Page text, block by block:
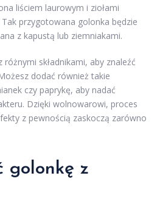
liściem laurowym i ziołami
przygotowana golonka będzie
z kapustą lub ziemniakami.
składnikami, aby znaleźć
dodać również takie
czy paprykę, aby nadać
Dzięki wolnowarowi, proces
z pewnością zaskoczą zarówno
golonkę z